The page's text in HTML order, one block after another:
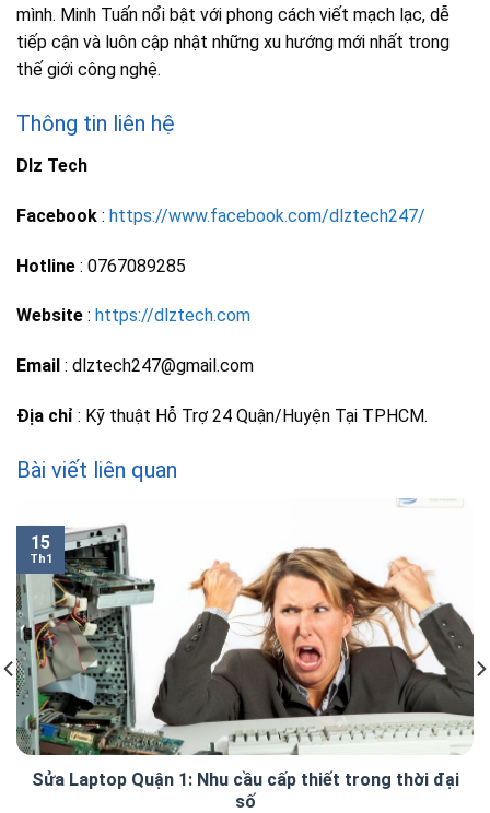
mình. Minh Tuấn nổi bật với phong cách viết mạch lạc, dễ
tiếp cận và luôn cập nhật những xu hướng mới nhất trong
thế giới công nghệ.
Thông tin liên hệ
Dlz Tech
Facebook : https://www.facebook.com/dlztech247/
Hotline : 0767089285
Website : https://dlztech.com
Email : dlztech247@gmail.com
Địa chỉ : Kỹ thuật Hỗ Trợ 24 Quận/Huyện Tại TPHCM.
Bài viết liên quan
Sửa Laptop Quận 1: Nhu cầu cấp thiết trong thời đại
số
15
Th1